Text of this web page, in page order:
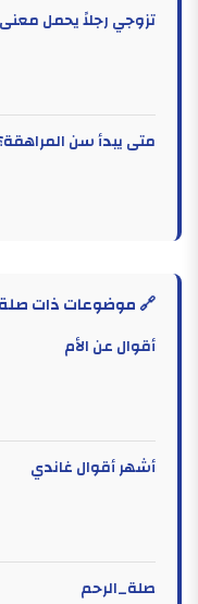
تزوجي رجلاً يحمل معنى
متى يبدأ سن
🔗 موضوعات ذات صلة
أقوال عن الأم
أشهر أقوال غاندي
صلة_الرحم